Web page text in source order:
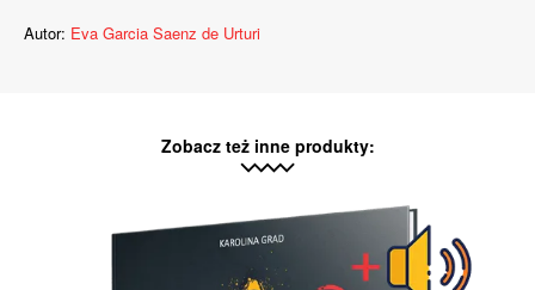
Autor: Eva Garcia Saenz de Urturi
Zobacz też inne produkty: